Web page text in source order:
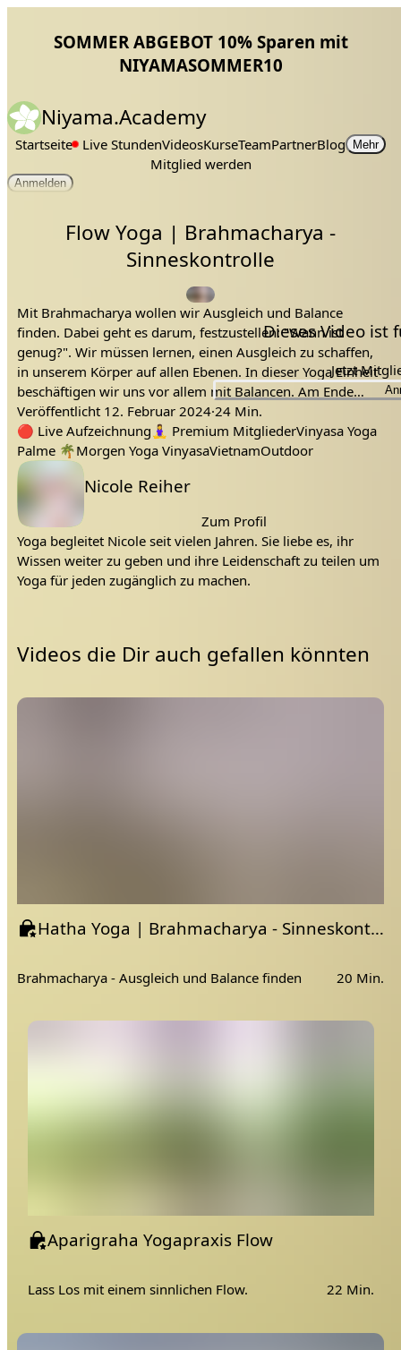
SOMMER ABGEBOT 10% Sparen mit
NIYAMASOMMER10
Niyama.Academy
Startseite Live StundenVideosKurseTeamPartnerBlog Mehr
Mitglied werden
Anmelden
Flow Yoga | Brahmacharya -
Sinneskontrolle
Dieses Video ist
Jetzt
Mit Brahmacharya wollen wir Ausgleich und Balance
finden. Dabei geht es darum, festzustellen: "Wann ist
genug?". Wir müssen lernen, einen Ausgleich zu schaffen,
in unserem Körper auf allen Ebenen. In dieser Yoga Einheit
beschäftigen wir uns vor allem mit Balancen. Am Ende
üben wir die Wechselatmung Anuloma Viloma.
Veröffentlicht 12. Februar 2024·24 Min.
Tags:
🔴 Live Aufzeichnung🧘‍♀️ Premium MitgliederVinyasa Yoga
Palme 🌴Morgen Yoga VinyasaVietnamOutdoor
Brama
Enthaltsamkeit
Niyama
Niyamas
Yama
Yamas
Lehrer:
Nicole Reiher
Zum Profil
Yoga begleitet Nicole seit vielen Jahren. Sie liebe es, ihr
Wissen weiter zu geben und ihre Leidenschaft zu teilen um
Yoga für jeden zugänglich zu machen.
Videos die Dir auch gefallen könnten
Hatha Yoga | Brahmacharya - Sinneskontrolle
Brahmacharya - Ausgleich und Balance finden 20 Min.
Aparigraha Yogapraxis Flow
Lass Los mit einem sinnlichen Flow. 22 Min.